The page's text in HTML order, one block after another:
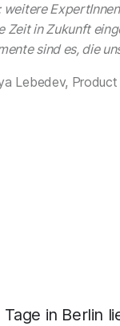
weitere
Zeit in Zukunft
sind es, die
Lebedev,
in Berlin